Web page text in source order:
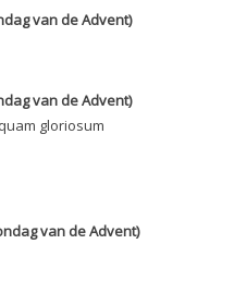
van de Advent)
van de Advent)
gloriosum
van de Advent)